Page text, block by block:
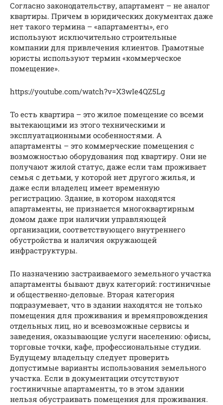
Согласно законодательству, апартамент – не аналог
квартиры. Причем в юридических документах даже
нет такого термина – «апартаменты», его
используют исключительно строительные
компании для привлечения клиентов. Грамотные
юристы используют термин «коммерческое
помещение».
https://youtube.com/watch?v=X3wIe4QZ5Lg
То есть квартира – это жилое помещение со всеми
вытекающими из этого техническими и
эксплуатационными особенностями. А
апартаменты – это коммерческие помещения с
возможностью оборудования под квартиру. Они не
получают жилой статус, даже если там проживает
семья с детьми, у которой нет другого жилья, и
даже если владелец имеет временную
регистрацию. Здание, в котором находятся
апартаменты, не признается многоквартирным
домом даже при наличии управляющей
организации, соответствующего внутреннего
обустройства и наличия окружающей
инфраструктуры.
По назначению застраиваемого земельного участка
апартаменты бывают двух категорий: гостиничные
и общественно-деловые. Вторая категория
подразумевает, что в здании находятся не только
помещения для проживания и времяпровождения
отдельных лиц, но и всевозможные сервисы и
заведения, оказывающие услуги населению: офисы,
торговые точки, кафе, профессиональные студии.
Будущему владельцу следует проверить
допустимые варианты использования земельного
участка. Если в документации отсутствуют
гостиничные апартаменты, то в этом здании
нельзя обустраивать помещения для проживания.